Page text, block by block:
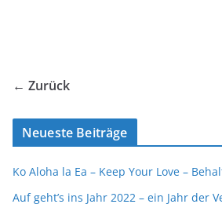
← Zurück
Neueste Beiträge
Ko Aloha la Ea – Keep Your Love –
Auf geht’s ins Jahr 2022 – ein Jahr der